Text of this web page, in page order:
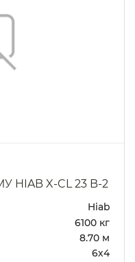
HIAB X-CL 23 B-2
Hiab
6100 кг
8.70 м
6х4